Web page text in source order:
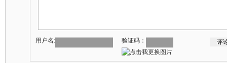
用户名: 验证码：